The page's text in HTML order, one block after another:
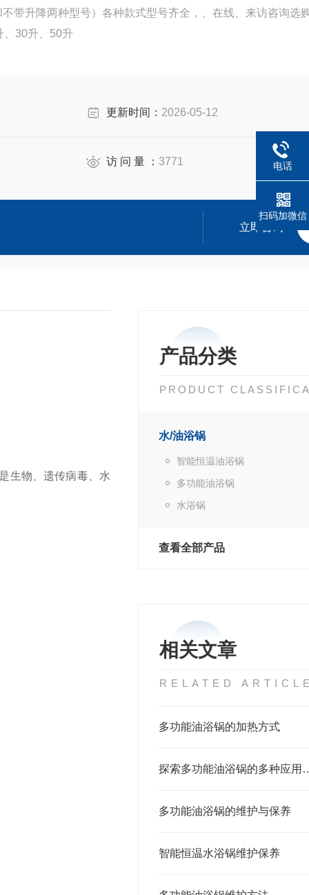
带升降两种型号）各种款式型号齐全，、在线、来访咨询选
、30升、50升
更新时间： 2026-05-12
访 问 量 ：3771
立即咨询
产品分类
PRODUCT
水/油浴锅
智能恒温油浴锅
多功能油浴锅
水浴锅
查看全部产品
相关文章
RELATED
多功能油浴锅的加热方式
探索多功能油浴
多功能油浴锅的维护与保养
智能恒温水浴锅维护保养
生物、遗传病毒、水
电话
扫码加微信